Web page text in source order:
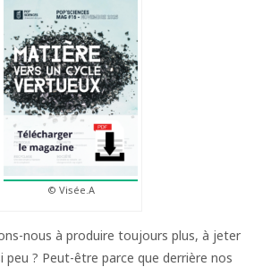
© Visée.A
nous à produire toujours plus, à jeter
peu ? Peut-être parce que derrière nos